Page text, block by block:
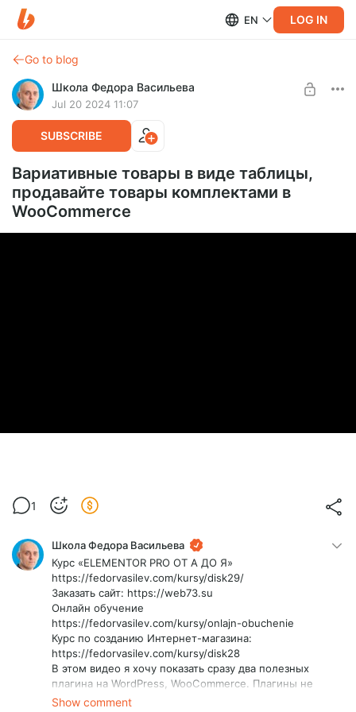
EN LOG IN
Go to blog
Школа Федора Васильева
Jul 20 2024 11:07
SUBSCRIBE
Вариативные товары в виде таблицы,
продавайте товары комплектами в
WooCommerce
1
Школа Федора Васильева
Курс «ELEMENTOR PRO ОТ А ДО Я»
https://fedorvasilev.com/kursy/disk29/
Заказать сайт: https://web73.su
Онлайн обучение
https://fedorvasilev.com/kursy/onlajn-obuchenie
Курс по созданию Интернет-магазина:
https://fedorvasilev.com/kursy/disk28
В этом видео я хочу показать сразу два полезных
плагина на WordPress, WooCommerce. Плагины не
имеют пробной бесплатной версии, в уроке я
Show comment